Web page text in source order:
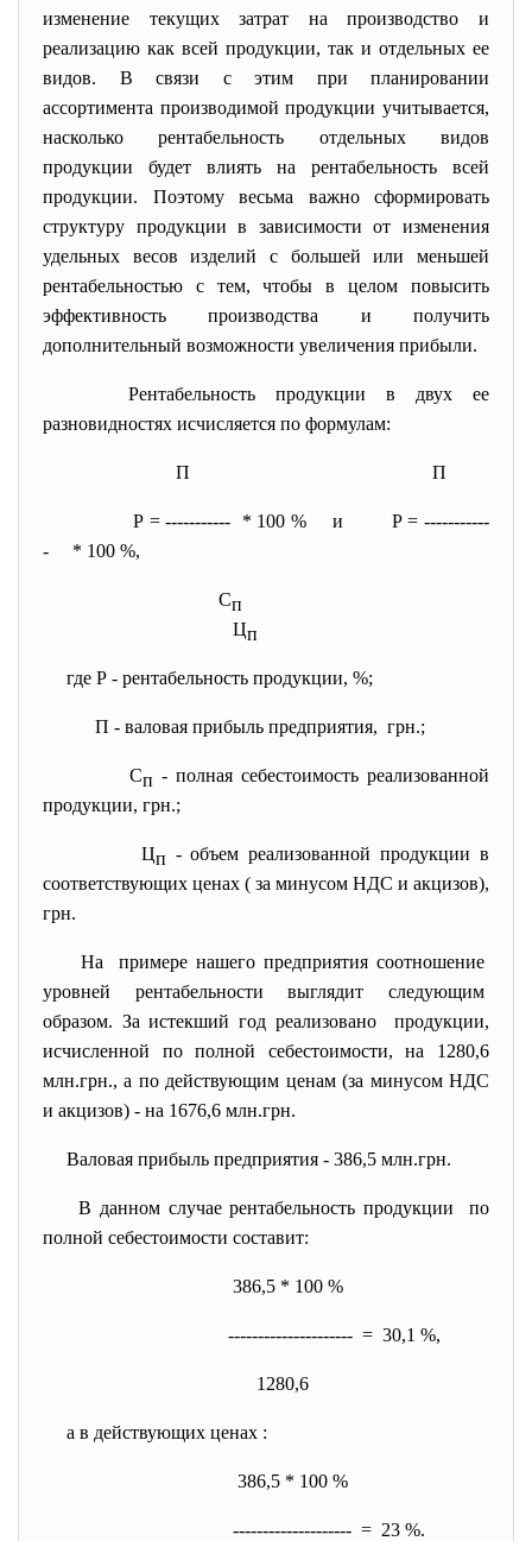
изменение текущих затрат на производство и
реализацию как всей продукции, так и отдельных ее
видов. В связи с этим при планировании
ассортимента производимой продукции учитывается,
насколько рентабельность отдельных видов
продукции будет влиять на рентабельность всей
продукции. Поэтому весьма важно сформировать
структуру продукции в зависимости от изменения
удельных весов изделий с большей или меньшей
рентабельностью с тем, чтобы в целом повысить
эффективность производства и получить
дополнительный возможности увеличения прибыли.
Рентабельность продукции в двух ее
разновидностях исчисляется по формулам:
П П
Р = ----------- * 100 % и Р = -----------
- * 100 %,
Сп
Цп
где Р - рентабельность продукции, %;
П - валовая прибыль предприятия, грн.;
Сп - полная себестоимость реализованной
продукции, грн.;
Цп - объем реализованной продукции в
соответствующих ценах ( за минусом НДС и акцизов),
грн.
На примере нашего предприятия соотношение
уровней рентабельности выглядит следующим
образом. За истекший год реализовано продукции,
исчисленной по полной себестоимости, на 1280,6
млн.грн., а по действующим ценам (за минусом НДС
и акцизов) - на 1676,6 млн.грн.
Валовая прибыль предприятия - 386,5 млн.грн.
В данном случае рентабельность продукции по
полной себестоимости составит:
386,5 * 100 %
--------------------- = 30,1 %,
1280,6
а в действующих ценах :
386,5 * 100 %
-------------------- = 23 %.